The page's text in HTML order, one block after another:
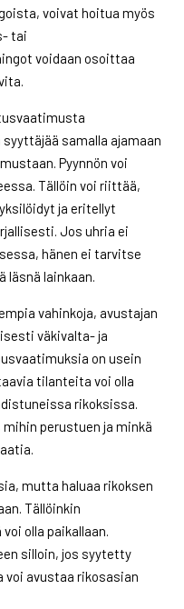
voivat hoitua myös
tai
voidaan osoittaa
samalla ajamaan
Pyynnön voi
Tällöin voi riittää,
ja eritellyt
Jos uhria ei
hänen ei tarvitse
läsnä lainkaan.
vahinkoja, avustajan
väkivalta- ja
on usein
tilanteita voi olla
rikoksissa.
perustuen ja minkä
mutta haluaa rikoksen
Tällöinkin
olla paikallaan.
silloin, jos syytetty
voi avustaa rikosasian